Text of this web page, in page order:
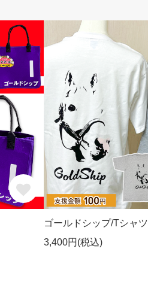
ゴールドシップ/Tシャツ
3,400円(税込)